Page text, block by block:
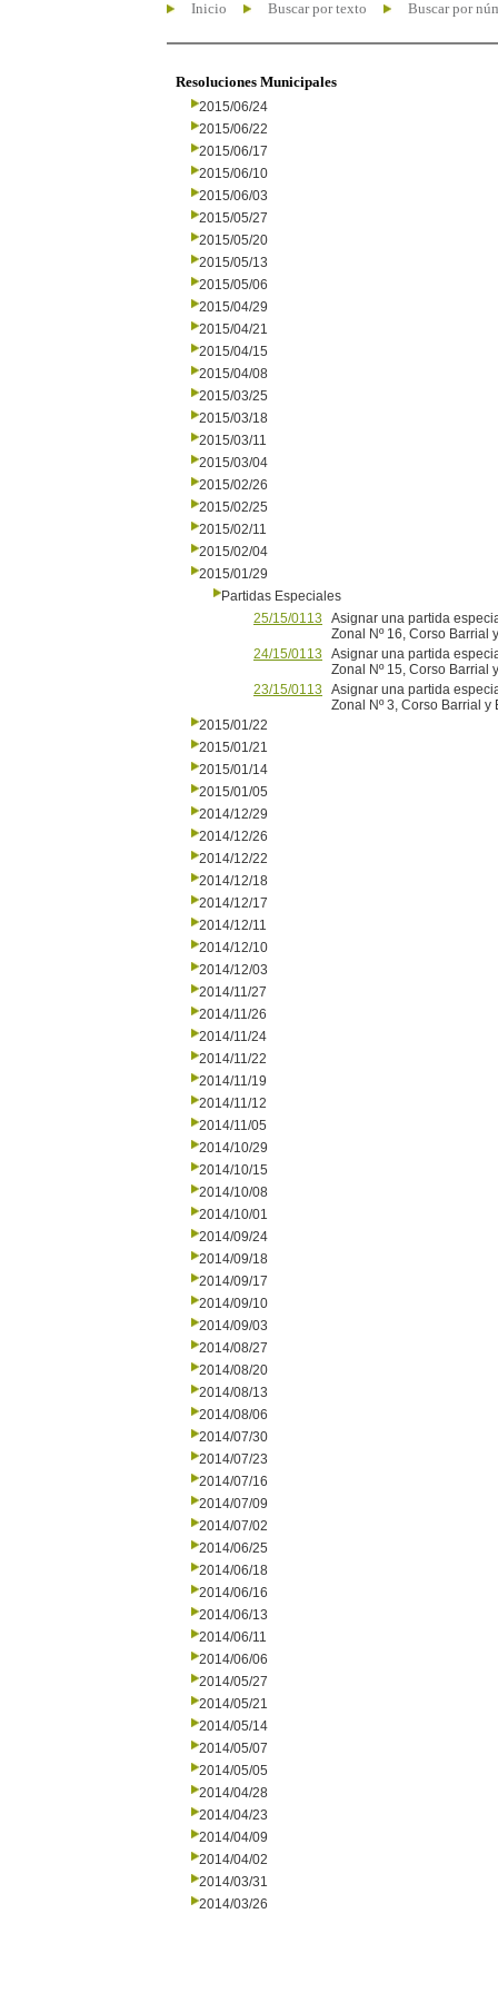
Inicio Buscar por texto Buscar por
Resoluciones Municipales
2015/06/24
2015/06/22
2015/06/17
2015/06/10
2015/06/03
2015/05/27
2015/05/20
2015/05/13
2015/05/06
2015/04/29
2015/04/21
2015/04/15
2015/04/08
2015/03/25
2015/03/18
2015/03/11
2015/03/04
2015/02/26
2015/02/25
2015/02/11
2015/02/04
2015/01/29
Partidas Especiales
25/15/0113
Asignar una partida
Zonal Nº 16, Corso Barrial
24/15/0113
Asignar una partida
Zonal Nº 15, Corso Barrial
23/15/0113
Asignar una partida
Zonal Nº 3, Corso Barrial y
2015/01/22
2015/01/21
2015/01/14
2015/01/05
2014/12/29
2014/12/26
2014/12/22
2014/12/18
2014/12/17
2014/12/11
2014/12/10
2014/12/03
2014/11/27
2014/11/26
2014/11/24
2014/11/22
2014/11/19
2014/11/12
2014/11/05
2014/10/29
2014/10/15
2014/10/08
2014/10/01
2014/09/24
2014/09/18
2014/09/17
2014/09/10
2014/09/03
2014/08/27
2014/08/20
2014/08/13
2014/08/06
2014/07/30
2014/07/23
2014/07/16
2014/07/09
2014/07/02
2014/06/25
2014/06/18
2014/06/16
2014/06/13
2014/06/11
2014/06/06
2014/05/27
2014/05/21
2014/05/14
2014/05/07
2014/05/05
2014/04/28
2014/04/23
2014/04/09
2014/04/02
2014/03/31
2014/03/26